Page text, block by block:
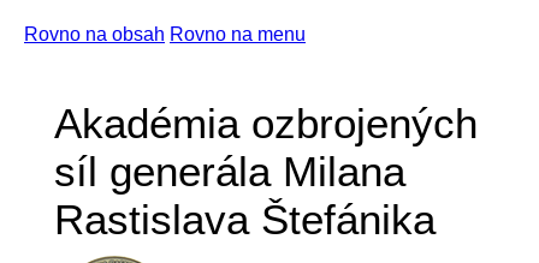
Rovno na obsah Rovno na menu
Akadémia ozbrojených
síl generála Milana
Rastislava Štefánika